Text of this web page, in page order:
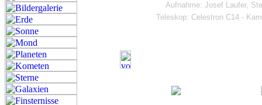
Aufnahme: Josef Laufer,
Teleskop: Celestron C14 -